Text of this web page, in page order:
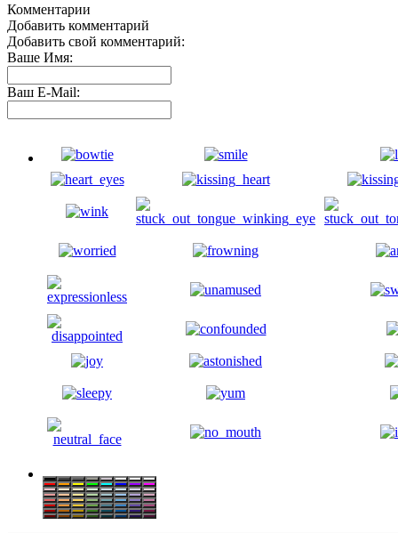
Комментарии
Добавить комментарий
Добавить свой комментарий:
Ваше Имя:
Ваш E-Mail: